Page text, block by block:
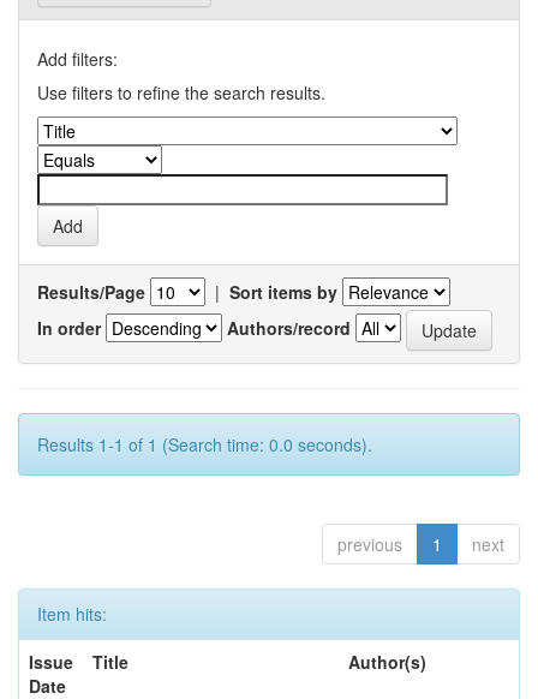
Add filters:
Use filters to refine the search results.
Results/Page | Sort items by
In order
Authors/record
Results 1-1 of 1 (Search time: 0.0 seconds).
previous 1 next
Item hits:
Issue
Date
Title Author(s)